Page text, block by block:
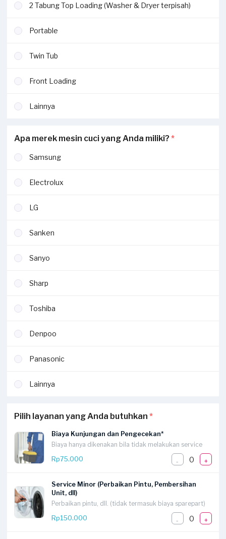
2 Tabung Top Loading (Washer & Dryer terpisah)
Portable
Twin Tub
Front Loading
Lainnya
Apa merek mesin cuci yang Anda miliki? *
Samsung
Electrolux
LG
Sanken
Sanyo
Sharp
Toshiba
Denpoo
Panasonic
Lainnya
Pilih layanan yang Anda butuhkan *
Biaya Kunjungan dan Pengecekan*
Biaya hanya dikenakan bila tidak melakukan service
Rp75.000
- 0 +
Service Minor (Perbaikan Pintu, Pembersihan
Unit, dll)
Perbaikan pintu, dll. (tidak termasuk biaya sparepart)
Rp150.000
- 0 +